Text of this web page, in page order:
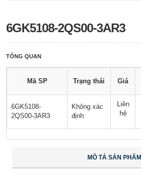
6GK5108-2QS00-3AR3
TỔNG QUAN
Mã SP Trạng thái Giá
6GK5108-
2QS00-3AR3
Không xác
định
Liên
hệ
MÔ TẢ SẢN PHẨM